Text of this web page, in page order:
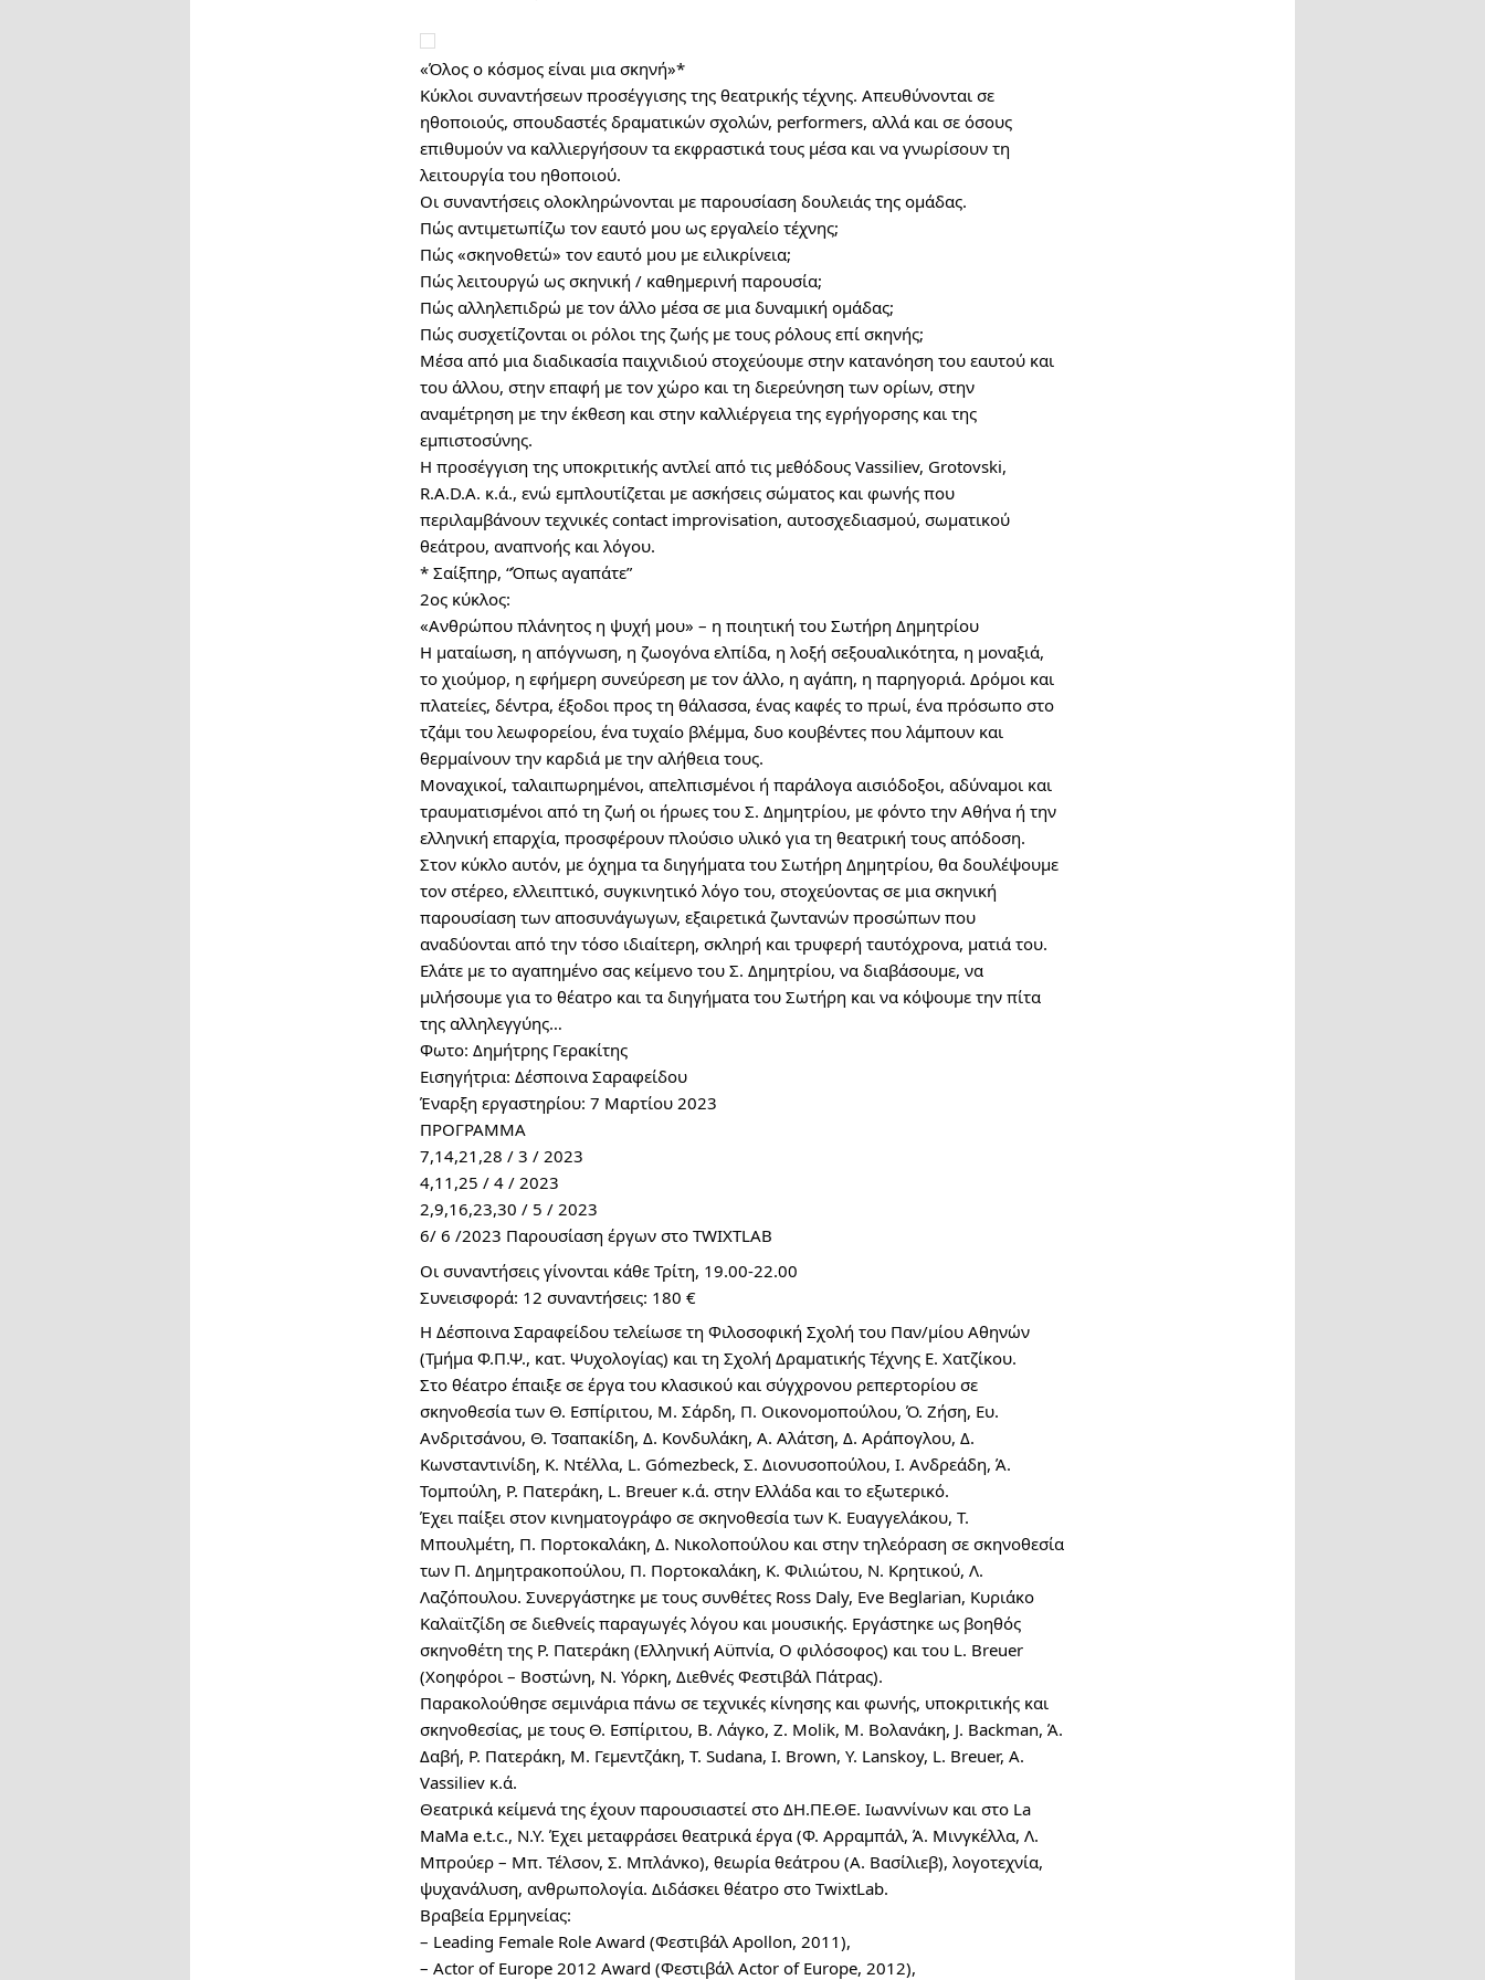
«Όλος ο κόσμος είναι μια σκηνή»*
Κύκλοι συναντήσεων προσέγγισης της θεατρικής τέχνης. Απευθύνονται σε
ηθοποιούς, σπουδαστές δραματικών σχολών, performers, αλλά και σε όσους
επιθυμούν να καλλιεργήσουν τα εκφραστικά τους μέσα και να γνωρίσουν τη
λειτουργία του ηθοποιού.
Οι συναντήσεις ολοκληρώνονται με παρουσίαση δουλειάς της ομάδας.
Πώς αντιμετωπίζω τον εαυτό μου ως εργαλείο τέχνης;
Πώς «σκηνοθετώ» τον εαυτό μου με ειλικρίνεια;
Πώς λειτουργώ ως σκηνική / καθημερινή παρουσία;
Πώς αλληλεπιδρώ με τον άλλο μέσα σε μια δυναμική ομάδας;
Πώς συσχετίζονται οι ρόλοι της ζωής με τους ρόλους επί σκηνής;
Μέσα από μια διαδικασία παιχνιδιού στοχεύουμε στην κατανόηση του εαυτού και
του άλλου, στην επαφή με τον χώρο και τη διερεύνηση των ορίων, στην
αναμέτρηση με την έκθεση και στην καλλιέργεια της εγρήγορσης και της
εμπιστοσύνης.
Η προσέγγιση της υποκριτικής αντλεί από τις μεθόδους Vassiliev, Grotovski,
R.A.D.A. κ.ά., ενώ εμπλουτίζεται με ασκήσεις σώματος και φωνής που
περιλαμβάνουν τεχνικές contact improvisation, αυτοσχεδιασμού, σωματικού
θεάτρου, αναπνοής και λόγου.
* Σαίξπηρ, “Όπως αγαπάτε”
2ος κύκλος:
«Ανθρώπου πλάνητος η ψυχή μου» – η ποιητική του Σωτήρη Δημητρίου
Η ματαίωση, η απόγνωση, η ζωογόνα ελπίδα, η λοξή σεξουαλικότητα, η μοναξιά,
το χιούμορ, η εφήμερη συνεύρεση με τον άλλο, η αγάπη, η παρηγοριά. Δρόμοι και
πλατείες, δέντρα, έξοδοι προς τη θάλασσα, ένας καφές το πρωί, ένα πρόσωπο στο
τζάμι του λεωφορείου, ένα τυχαίο βλέμμα, δυο κουβέντες που λάμπουν και
θερμαίνουν την καρδιά με την αλήθεια τους.
Μοναχικοί, ταλαιπωρημένοι, απελπισμένοι ή παράλογα αισιόδοξοι, αδύναμοι και
τραυματισμένοι από τη ζωή οι ήρωες του Σ. Δημητρίου, με φόντο την Αθήνα ή την
ελληνική επαρχία, προσφέρουν πλούσιο υλικό για τη θεατρική τους απόδοση.
Στον κύκλο αυτόν, με όχημα τα διηγήματα του Σωτήρη Δημητρίου, θα δουλέψουμε
τον στέρεο, ελλειπτικό, συγκινητικό λόγο του, στοχεύοντας σε μια σκηνική
παρουσίαση των αποσυνάγωγων, εξαιρετικά ζωντανών προσώπων που
αναδύονται από την τόσο ιδιαίτερη, σκληρή και τρυφερή ταυτόχρονα, ματιά του.
Ελάτε με το αγαπημένο σας κείμενο του Σ. Δημητρίου, να διαβάσουμε, να
μιλήσουμε για το θέατρο και τα διηγήματα του Σωτήρη και να κόψουμε την πίτα
της αλληλεγγύης…
Φωτο: Δημήτρης Γερακίτης
Εισηγήτρια: Δέσποινα Σαραφείδου
Έναρξη εργαστηρίου: 7 Μαρτίου 2023
ΠΡΟΓΡΑΜΜΑ
7,14,21,28 / 3 / 2023
4,11,25 / 4 / 2023
2,9,16,23,30 / 5 / 2023
6/ 6 /2023 Παρουσίαση έργων στο TWIXTLAB
Οι συναντήσεις γίνονται κάθε Τρίτη, 19.00-22.00
Συνεισφορά: 12 συναντήσεις: 180 €
Η Δέσποινα Σαραφείδου τελείωσε τη Φιλοσοφική Σχολή του Παν/μίου Αθηνών
(Τμήμα Φ.Π.Ψ., κατ. Ψυχολογίας) και τη Σχολή Δραματικής Τέχνης Ε. Χατζίκου.
Στο θέατρο έπαιξε σε έργα του κλασικού και σύγχρονου ρεπερτορίου σε
σκηνοθεσία των Θ. Εσπίριτου, Μ. Σάρδη, Π. Οικονομοπούλου, Ό. Ζήση, Ευ.
Ανδριτσάνου, Θ. Τσαπακίδη, Δ. Κονδυλάκη, Α. Αλάτση, Δ. Αράπογλου, Δ.
Κωνσταντινίδη, Κ. Ντέλλα, L. Gómezbeck, Σ. Διονυσοπούλου, Ι. Ανδρεάδη, Ά.
Τομπούλη, Ρ. Πατεράκη, L. Breuer κ.ά. στην Ελλάδα και το εξωτερικό.
Έχει παίξει στον κινηματογράφο σε σκηνοθεσία των Κ. Ευαγγελάκου, Τ.
Μπουλμέτη, Π. Πορτοκαλάκη, Δ. Νικολοπούλου και στην τηλεόραση σε σκηνοθεσία
των Π. Δημητρακοπούλου, Π. Πορτοκαλάκη, Κ. Φιλιώτου, Ν. Κρητικού, Λ.
Λαζόπουλου. Συνεργάστηκε με τους συνθέτες Ross Daly, Eve Beglarian, Κυριάκο
Καλαϊτζίδη σε διεθνείς παραγωγές λόγου και μουσικής. Εργάστηκε ως βοηθός
σκηνοθέτη της Ρ. Πατεράκη (Ελληνική Αϋπνία, Ο φιλόσοφος) και του L. Breuer
(Χοηφόροι – Βοστώνη, Ν. Υόρκη, Διεθνές Φεστιβάλ Πάτρας).
Παρακολούθησε σεμινάρια πάνω σε τεχνικές κίνησης και φωνής, υποκριτικής και
σκηνοθεσίας, με τους Θ. Εσπίριτου, Β. Λάγκο, Z. Molik, Μ. Βολανάκη, J. Backman, Ά.
Δαβή, Ρ. Πατεράκη, Μ. Γεμεντζάκη, T. Sudana, I. Brown, Y. Lanskoy, L. Breuer, A.
Vassiliev κ.ά.
Θεατρικά κείμενά της έχουν παρουσιαστεί στο ΔΗ.ΠΕ.ΘΕ. Ιωαννίνων και στο La
MaMa e.t.c., N.Y. Έχει μεταφράσει θεατρικά έργα (Φ. Αρραμπάλ, Ά. Μινγκέλλα, Λ.
Μπρούερ – Μπ. Τέλσον, Σ. Μπλάνκο), θεωρία θεάτρου (Α. Βασίλιεβ), λογοτεχνία,
ψυχανάλυση, ανθρωπολογία. Διδάσκει θέατρο στο TwixtLab.
Βραβεία Ερμηνείας:
– Leading Female Role Award (Φεστιβάλ Apollon, 2011),
– Actor of Europe 2012 Award (Φεστιβάλ Actor of Europe, 2012),